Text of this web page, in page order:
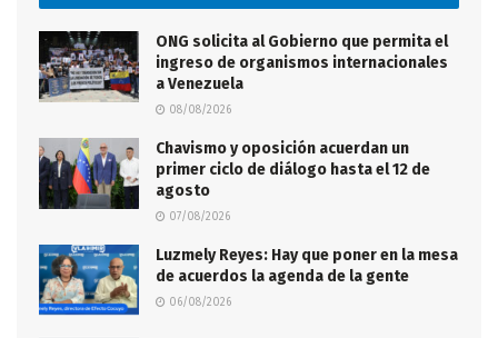
ONG solicita al Gobierno que permita el
ingreso de organismos internacionales
a Venezuela
08/08/2026
Chavismo y oposición acuerdan un
primer ciclo de diálogo hasta el 12 de
agosto
07/08/2026
Luzmely Reyes: Hay que poner en la mesa
de acuerdos la agenda de la gente
06/08/2026